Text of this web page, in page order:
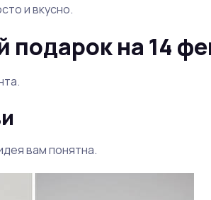
и вкусно.
подарок на 14
вам понятна.